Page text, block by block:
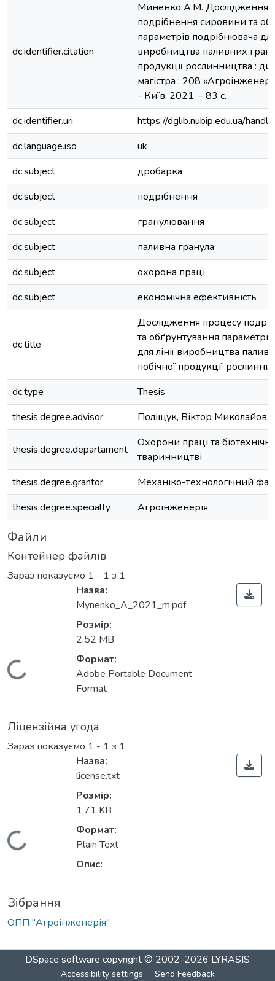
dc.identifier.citation
Миненко А.М. Дослідження
подрібнення сировини та
параметрів подрібнювача для
виробництва паливних
продукції рослинництва :
магістра : 208
- Київ, 2021. – 83 с.
dc.identifier.uri
https://dglib.nubip.edu.ua/
dc.language.iso
uk
dc.subject
дробарка
dc.subject
подрібнення
dc.subject
гранулювання
dc.subject
паливна гранула
dc.subject
охорона праці
dc.subject
економічна ефективність
dc.title
Дослідження процесу
та обґрунтування
для лінії виробництва
побічної продукції
dc.type
Thesis
thesis.degree.advisor
Поліщук, Віктор
thesis.degree.departament
Охорони праці та
тваринництві
thesis.degree.grantor
Механіко-технологічний
thesis.degree.specialty
Агроінженерія
Файли
Контейнер файлів
Зараз показуємо 1 - 1 з 1
Вантажиться...
Назва:
Mynenko_A_2021_m.pdf
Розмір:
2,52 MB
Формат:
Adobe Portable Document
Format
Ліцензійна угода
Зараз показуємо 1 - 1 з 1
Вантажиться...
Назва:
license.txt
Розмір:
1,71 KB
Формат:
Plain Text
Опис:
Зібрання
ОПП "Агроінженерія"
DSpace software copyright © 2002-2026 LYRASIS
Accessibility settings Send Feedback